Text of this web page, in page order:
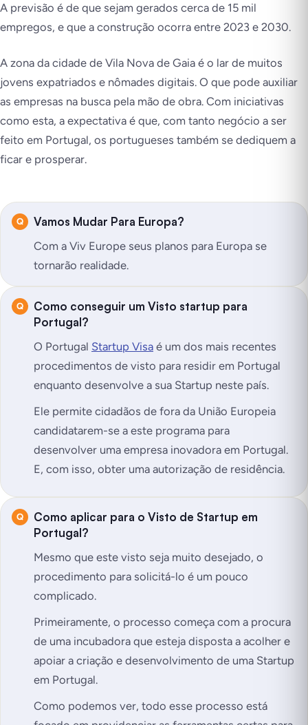
A previsão é de que sejam gerados cerca de 15 mil
empregos, e que a construção ocorra entre 2023 e 2030.
A zona da cidade de Vila Nova de Gaia é o lar de muitos
jovens expatriados e nômades digitais. O que pode auxiliar
as empresas na busca pela mão de obra. Com iniciativas
como esta, a expectativa é que, com tanto negócio a ser
feito em Portugal, os portugueses também se dediquem a
ficar e prosperar.
Vamos Mudar Para Europa?
Com a Viv Europe seus planos para Europa se
tornarão realidade.
Como conseguir um Visto startup para
Portugal?
O Portugal Startup Visa é um dos mais recentes
procedimentos de visto para residir em Portugal
enquanto desenvolve a sua Startup neste país.
Ele permite cidadãos de fora da União Europeia
candidatarem-se a este programa para
desenvolver uma empresa inovadora em Portugal.
E, com isso, obter uma autorização de residência.
Como aplicar para o Visto de Startup em
Portugal?
Mesmo que este visto seja muito desejado, o
procedimento para solicitá-lo é um pouco
complicado.
Primeiramente, o processo começa com a procura
de uma incubadora que esteja disposta a acolher e
apoiar a criação e desenvolvimento de uma Startup
em Portugal.
Como podemos ver, todo esse processo está